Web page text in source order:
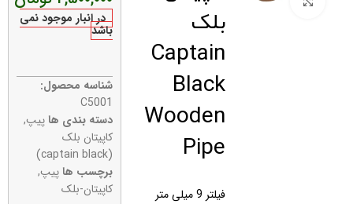
بلک
Captain
Black
Wooden
Pipe
فیلتر 9 میلی متر
در انبار موجود نمی
باشد
شناسه محصول:
C5001
دسته بندی ها پیپ,
کاپیتان بلک
(captain black)
برچسب ها پیپ,
کاپیتان-بلک